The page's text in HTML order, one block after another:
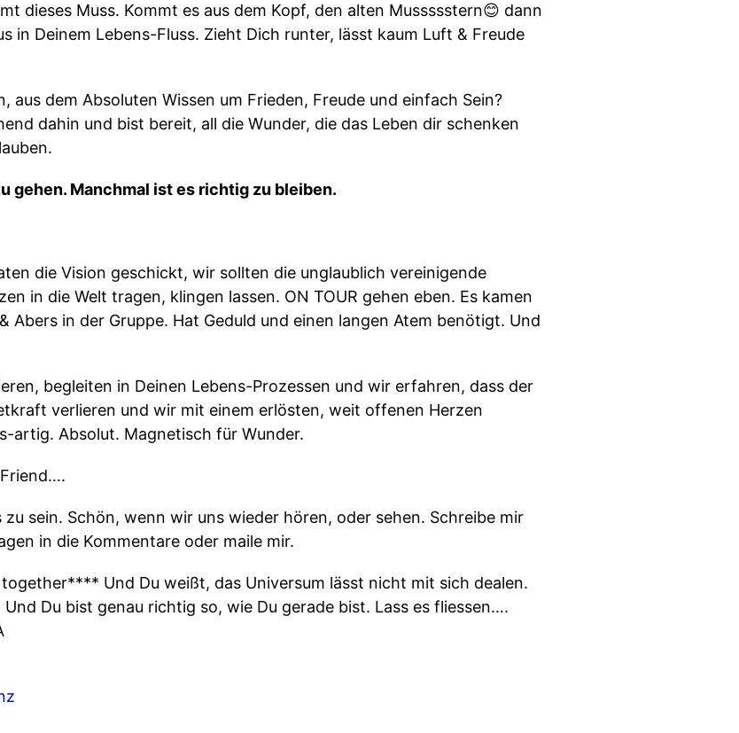
dieses Muss. Kommt es aus dem Kopf, den alten Mussssstern😊 dann
in Deinem Lebens-Fluss. Zieht Dich runter, lässt kaum Luft & Freude
aus dem Absoluten Wissen um Frieden, Freude und einfach Sein?
dahin und bist bereit, all die Wunder, die das Leben dir schenken
gehen. Manchmal ist es richtig zu bleiben.
die Vision geschickt, wir sollten die unglaublich vereinigende
in die Welt tragen, klingen lassen. ON TOUR gehen eben. Es kamen
Abers in der Gruppe. Hat Geduld und einen langen Atem benötigt. Und
begleiten in Deinen Lebens-Prozessen und wir erfahren, dass der
verlieren und wir mit einem erlösten, weit offenen Herzen
artig. Absolut. Magnetisch für Wunder.
sein. Schön, wenn wir uns wieder hören, oder sehen. Schreibe mir
in die Kommentare oder maile mir.
together**** Und Du weißt, das Universum lässt nicht mit sich dealen.
Und Du bist genau richtig so, wie Du gerade bist. Lass es fliessen….